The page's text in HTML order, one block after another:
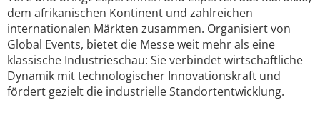
dem afrikanischen Kontinent und zahlreichen
internationalen Märkten zusammen. Organisiert von
Global Events, bietet die Messe weit mehr als eine
klassische Industrieschau: Sie verbindet wirtschaftliche
Dynamik mit technologischer Innovationskraft und
fördert gezielt die industrielle Standortentwicklung.